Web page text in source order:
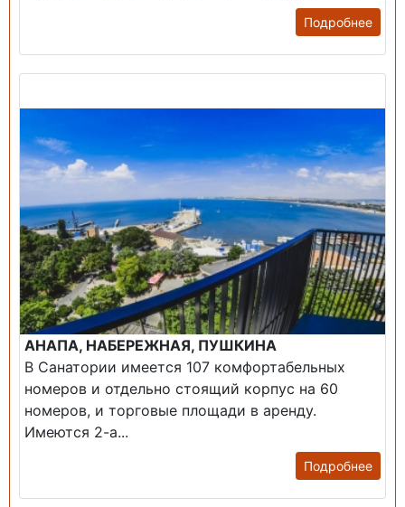
Подробнее
АНАПА, НАБЕРЕЖНАЯ, ПУШКИНА
В Санатории имеется 107 комфортабельных
номеров и отдельно стоящий корпус на 60
номеров, и торговые площади в аренду.
Имеются 2-а...
Подробнее